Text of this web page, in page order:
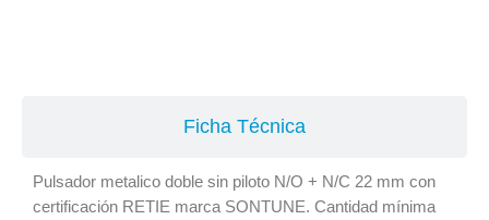
Ficha Técnica
Pulsador metalico doble sin piloto N/O + N/C 22 mm con
certificación RETIE marca SONTUNE. Cantidad mínima